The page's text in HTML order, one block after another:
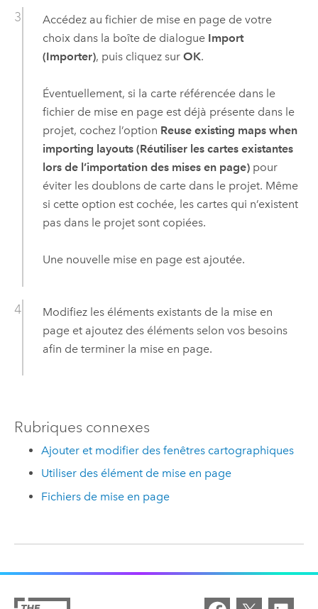
Accédez au fichier de mise en page de votre
choix dans la boîte de dialogue Import
(Importer), puis cliquez sur OK.
Éventuellement, si la carte référencée dans le
fichier de mise en page est déjà présente dans le
projet, cochez l’option Reuse existing maps when
importing layouts (Réutiliser les cartes existantes
lors de l’importation des mises en page)pour
éviter les doublons de carte dans le projet. Même
si cette option est cochée, les cartes qui n’existent
pas dans le projet sont copiées.
Une nouvelle mise en page est ajoutée.
Modifiez les éléments existants de la mise en
page et ajoutez des éléments selon vos besoins
afin de terminer la mise en page.
Rubriques connexes
Ajouter et modifier des fenêtres cartographiques
Utiliser des élément de mise en page
Fichiers de mise en page